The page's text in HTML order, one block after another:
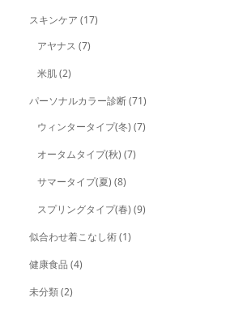
スキンケア (17)
アヤナス (7)
米肌(2)
パーソナルカラー診断(71)
ウィンタータイプ(冬) (7)
オータムタイプ(秋) (7)
サマータイプ(夏) (8)
スプリングタイプ(春) (9)
似合わせ着こなし術(1)
健康食品 (4)
未分類(2)